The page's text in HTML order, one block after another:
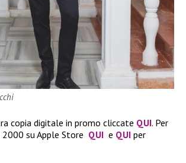
copia digitale in promo cliccate QUI. Per
su Apple Store QUI e QUI per